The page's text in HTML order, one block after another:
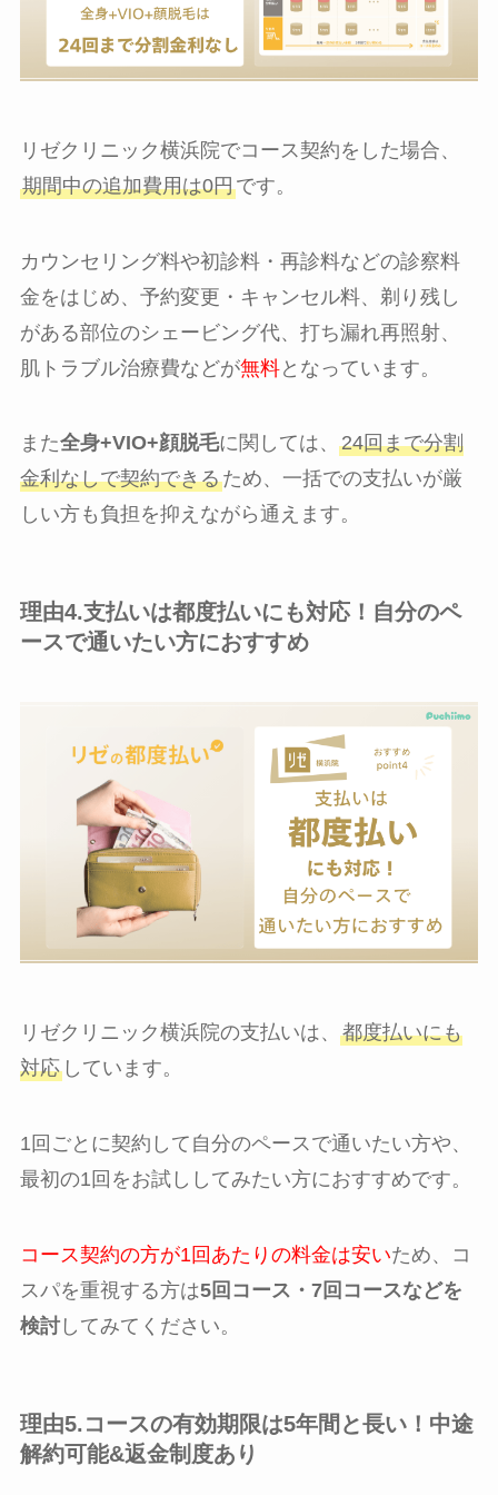
リゼクリニック横浜院でコース契約をした場合、
期間中の追加費用は0円です。
カウンセリング料や初診料・再診料などの診察料
金をはじめ、予約変更・キャンセル料、剃り残し
がある部位のシェービング代、打ち漏れ再照射、
肌トラブル治療費などが無料となっています。
また全身+VIO+顔脱毛に関しては、 24回まで分割
金利なしで契約できるため、一括での支払いが厳
しい方も負担を抑えながら通えます。
理由4.支払いは都度払いにも対応！自分のペ
ースで通いたい方におすすめ
リゼクリニック横浜院の支払いは、 都度払いにも
対応しています。
1回ごとに契約して自分のペースで通いたい方や、
最初の1回をお試ししてみたい方におすすめです。
コース契約の方が1回あたりの料金は安いため、コ
スパを重視する方は5回コース・7回コースなどを
検討してみてください。
理由5.コースの有効期限は5年間と長い！中途
解約可能&返金制度あり